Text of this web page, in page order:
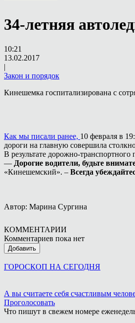
34-летняя
10:21
13.02.2017
|
Закон и порядок
Кинешемка госпитализирована с
Как мы писали ранее, 10 февраля в
дороги на главную совершила
В результате дорожно-
— Дорогие водители, будьте
«Кинешемский». – Всегда
Автор: Марина Сургина
КОММЕНТАРИИ
Комментариев пока нет
Добавить
ГОРОСКОП НА СЕГОДНЯ
А вы считаете себя счастливым
Проголосовать
Что пишут в свежем номере